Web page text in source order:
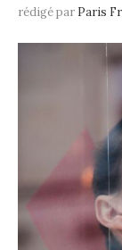
rédigé par Paris